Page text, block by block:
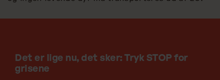
Det er lige nu, det sker: Tryk STOP for
grisene